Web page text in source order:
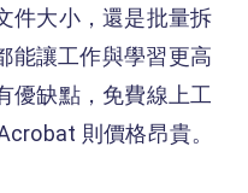
件大小，還是批量拆
能讓工作與學習更高
優缺點，免費線上工
則價格昂貴。